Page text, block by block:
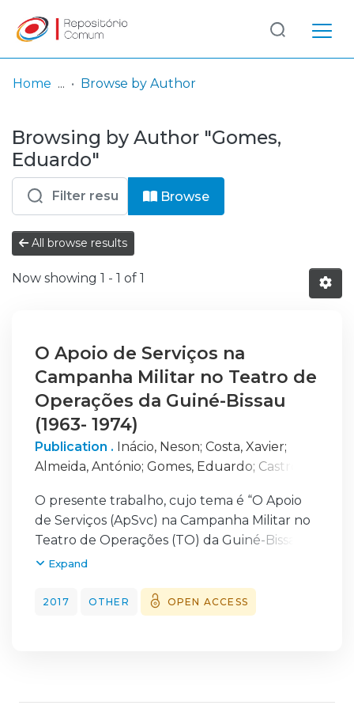
& Collections
Browse repository
Entities
Log
In
(current)
Home Browse by Author
Browsing by Author "Gomes,
Eduardo"
Browse
All browse results
Now showing 1 - 1 of 1
O Apoio de Serviços na
Campanha Militar no Teatro de
Operações da Guiné-Bissau
(1963- 1974)
Publication . Inácio, Neson; Costa, Xavier;
Almeida, António; Gomes, Eduardo; Castro,
O presente trabalho, cujo tema é “O Apoio
de Serviços (ApSvc) na Campanha Militar no
Teatro de Operações (TO) da Guiné-Bissau
(1963-1974)”, pretende caraterizar a função
realidade vivida à época.
Assim, com o objetivo de analisar as duas
em consideração a evolução doutrinária que
Expand
2017 OTHER OPEN ACCESS